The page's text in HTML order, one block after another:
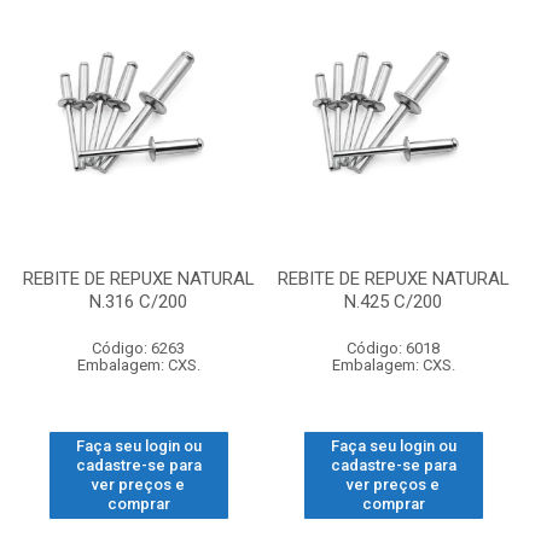
REBITE DE REPUXE NATURAL
N.316 C/200
Código: 6263
Embalagem: CXS.
Faça seu login ou
cadastre-se para
ver preços e
comprar
REBITE DE REPUXE NATURAL
N.425 C/200
Código: 6018
Embalagem: CXS.
Faça seu login ou
cadastre-se para
ver preços e
comprar